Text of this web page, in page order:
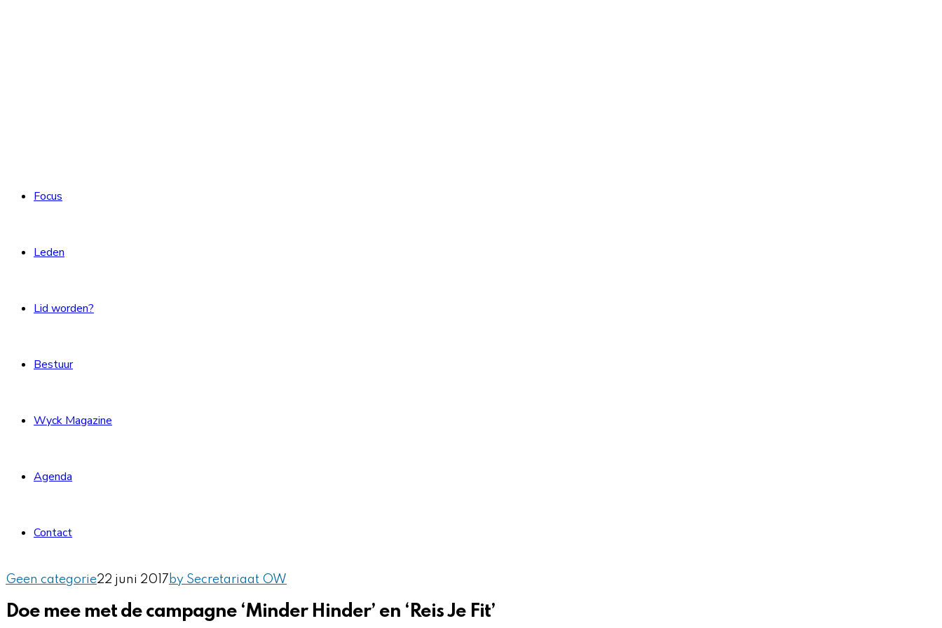
Focus
Leden
Lid worden?
Bestuur
Wyck Magazine
Agenda
Contact
Geen categorie22 juni 2017 by Secretariaat OW
Doe mee met de campagne ‘Minder Hinder’ en ‘Reis Je Fit’